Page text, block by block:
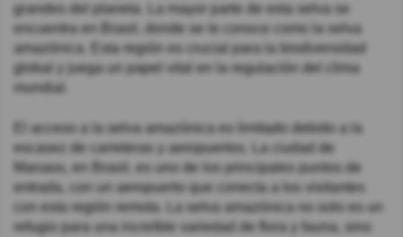
grandes del planeta. La mayor parte de esta selva se
encuentra en Brasil, donde se le conoce como la selva
amazónica. Esta región es crucial para la biodiversidad
global y juega un papel vital en la regulación del clima
mundial.
El acceso a la selva amazónica es limitado debido a la
escasez de carreteras y aeropuertos. La ciudad de
Manaos, en Brasil, es uno de los principales puntos de
entrada, con un aeropuerto que conecta a los visitantes
con esta región remota. La selva amazónica no solo es un
refugio para una increíble variedad de flora y fauna, sino